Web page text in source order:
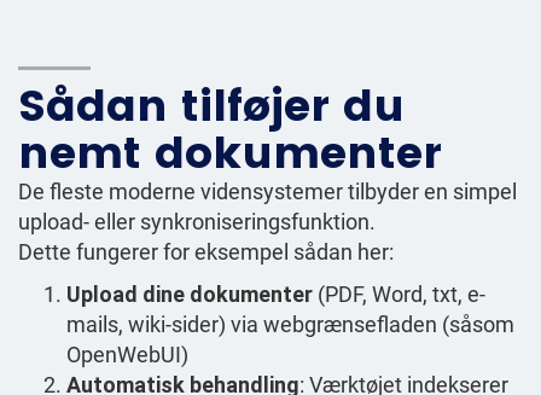
Sådan tilføjer du
nemt dokumenter
De fleste moderne vidensystemer tilbyder en simpel
upload- eller synkroniseringsfunktion.
Dette fungerer for eksempel sådan her:
Upload dine dokumenter (PDF, Word, txt, e-
mails, wiki-sider) via webgrænsefladen (såsom
OpenWebUI)
Automatisk behandling: Værktøjet indekserer